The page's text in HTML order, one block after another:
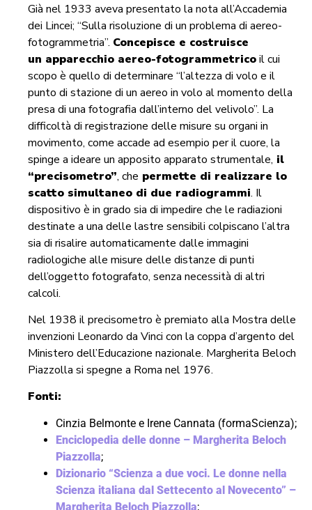
Già nel 1933 aveva presentato la nota all’Accademia
dei Lincei; “Sulla risoluzione di un problema di aereo-
fotogrammetria”. Concepisce e costruisce
un apparecchio aereo-fotogrammetricoil cui
scopo è quello di determinare “l’altezza di volo e il
punto di stazione di un aereo in volo al momento della
presa di una fotografia dall’interno del velivolo”. La
difficoltà di registrazione delle misure su organi in
movimento, come accade ad esempio per il cuore, la
spinge a ideare un apposito apparato strumentale, il
“precisometro”, che permette di realizzare lo
scatto simultaneo di due radiogrammi. Il
dispositivo è in grado sia di impedire che le radiazioni
destinate a una delle lastre sensibili colpiscano l’altra
sia di risalire automaticamente dalle immagini
radiologiche alle misure delle distanze di punti
dell’oggetto fotografato, senza necessità di altri
calcoli.
Nel 1938 il precisometro è premiato alla Mostra delle
invenzioni Leonardo da Vinci con la coppa d’argento del
Ministero dell’Educazione nazionale. Margherita Beloch
Piazzolla si spegne a Roma nel 1976.
Fonti:
Cinzia Belmonte e Irene Cannata (formaScienza);
Enciclopedia delle donne – Margherita Beloch
Piazzolla;
Dizionario “Scienza a due voci. Le donne nella
Scienza italiana dal Settecento al Novecento” –
Margherita Beloch Piazzolla;